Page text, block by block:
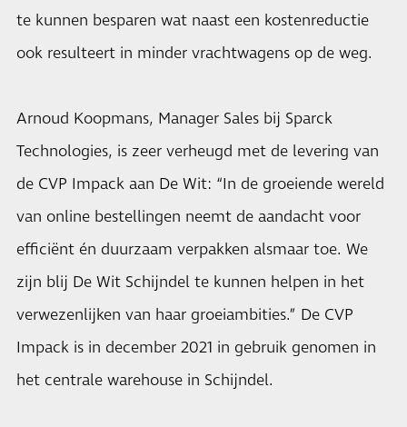
te kunnen besparen wat naast een kostenreductie
ook resulteert in minder vrachtwagens op de weg.
Arnoud Koopmans, Manager Sales bij Sparck
Technologies, is zeer verheugd met de levering van
de CVP Impack aan De Wit: “In de groeiende wereld
van online bestellingen neemt de aandacht voor
efficiënt én duurzaam verpakken alsmaar toe. We
zijn blij De Wit Schijndel te kunnen helpen in het
verwezenlijken van haar groeiambities.” De CVP
Impack is in december 2021 in gebruik genomen in
het centrale warehouse in Schijndel.